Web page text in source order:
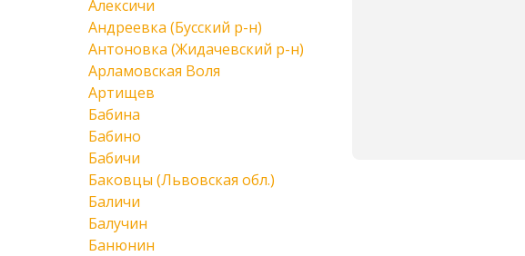
Алексичи
Андреевка (Бусский р-н)
Антоновка (Жидачевский р-н)
Арламовская Воля
Артищев
Бабина
Бабино
Бабичи
Баковцы (Львовская обл.)
Баличи
Балучин
Банюнин